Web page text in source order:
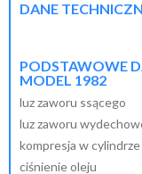
DANE
PODSTAWOWE
MODEL 1982
luz zaworu ssącego
luz zaworu
kompresja w cylindrze
ciśnienie oleju